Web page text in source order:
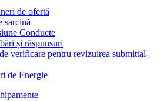
de ofertă
sarcină
Conducte
și răspunsuri
verificare pentru revizuirea submittal-
de Energie